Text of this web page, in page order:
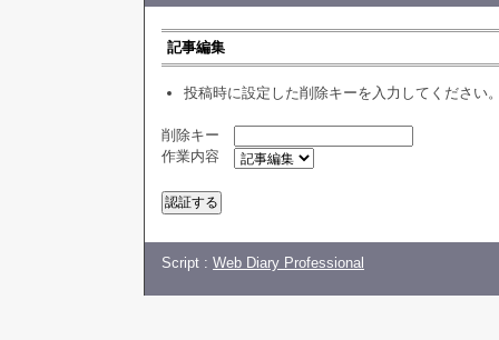
記事編集
投稿時に設定した削除キーを入力してください
削除キー
作業内容
Script : Web Diary Professional